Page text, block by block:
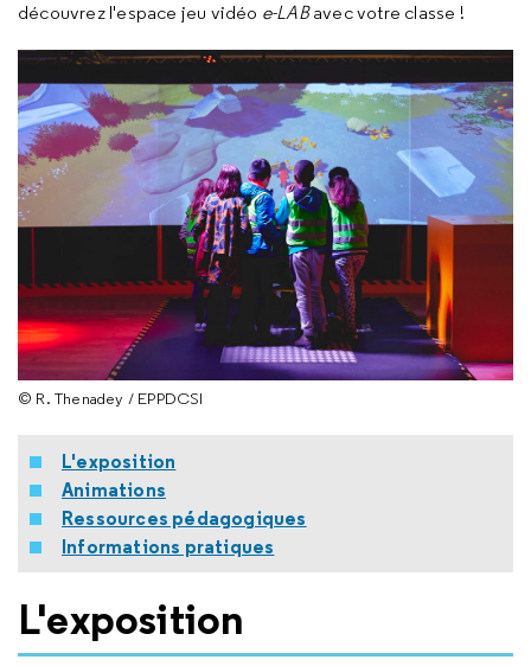
découvrez l'espace jeu vidéo e-LABavec votre classe !
© R. Thenadey / EPPDCSI
L'exposition
Animations
Ressources pédagogiques
Informations pratiques
L'exposition